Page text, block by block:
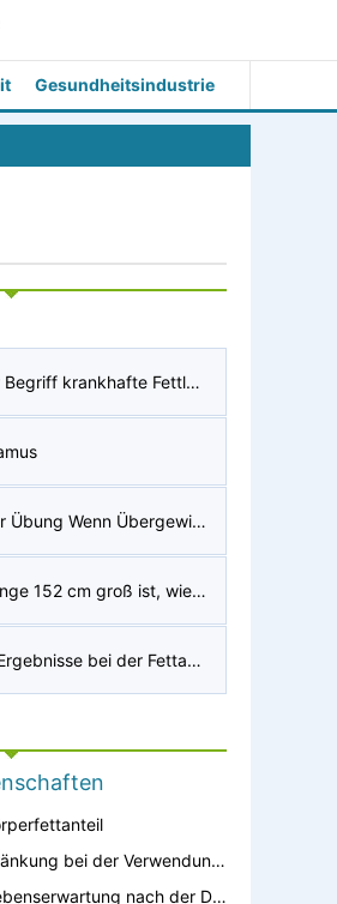
Gesundheitsindustrie
Worauf bezieht sich der Begriff krankhafte Fettleibigkeit?
Was sind die Vorteile der Übung Wenn Übergewichtige
Wenn ein 10-jähriger Junge 152 cm groß ist, wie wird er als Erwachsener sein?
Hat eine Frau negative Ergebnisse bei der Fettabsaugung an den Oberschenkeln erlebt?
Was ist die Einschränkung bei der Verwendung des Body-Mass-Index?
Wie hoch ist die Lebenserwartung nach der Diagnose Adipositas?